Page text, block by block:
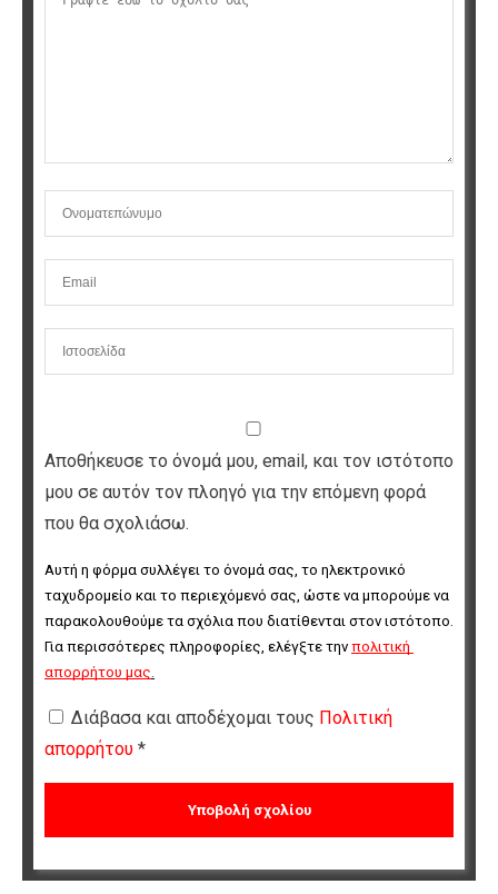
Αποθήκευσε το όνομά μου, email, και τον ιστότοπο
μου σε αυτόν τον πλοηγό για την επόμενη φορά
που θα σχολιάσω.
Αυτή η φόρμα συλλέγει το όνομά σας, το ηλεκτρονικό
ταχυδρομείο και το περιεχόμενό σας, ώστε να μπορούμε να
παρακολουθούμε τα σχόλια που διατίθενται στον ιστότοπο.
Για περισσότερες πληροφορίες, ελέγξτε την πολιτική
απορρήτου μας.
Διάβασα και αποδέχομαι τους Πολιτική
απορρήτου *